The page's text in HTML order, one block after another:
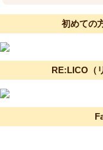
初めての
RE:LICO（